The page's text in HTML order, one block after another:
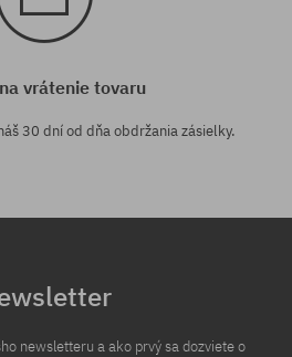
vrátenie tovaru
30 dní od dňa obdržania zásielky.
newsletteru a ako prvý sa dozviete o